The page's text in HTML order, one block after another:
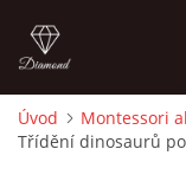
ÚVOD
Úvod
Montessori
Třídění dinosaurů